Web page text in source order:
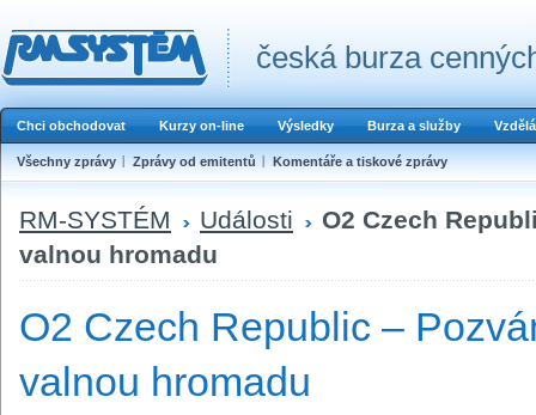
česká burza
Chci obchodovat Kurzy on-line Výsledky Burza a služby
Všechny zprávy Zprávy od emitentů Komentáře a tiskové zprávy
RM-SYSTÉM Události
O2 Czech
valnou hromadu
O2 Czech Republic –
valnou hromadu